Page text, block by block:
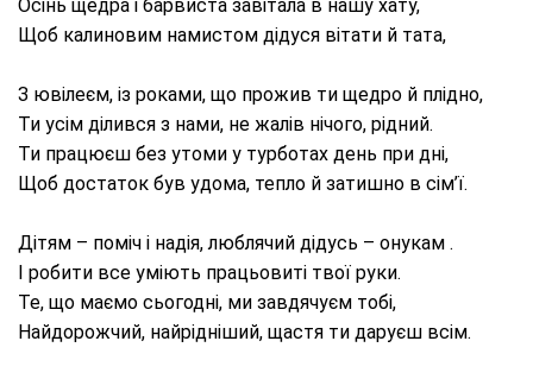
Осінь щедра і барвиста завітала в нашу хату,
Щоб калиновим намистом дідуся вітати й тата,
З ювілеєм, із роками, що прожив ти щедро й плідно,
Ти усім ділився з нами, не жалів нічого, рідний.
Ти працюєш без утоми у турботах день при дні,
Щоб достаток був удома, тепло й затишно в сім’ї.
Дітям – поміч і надія, люблячий дідусь – онукам .
І робити все уміють працьовиті твої руки.
Те, що маємо сьогодні, ми завдячуєм тобі,
Найдорожчий, найрідніший, щастя ти даруєш всім.